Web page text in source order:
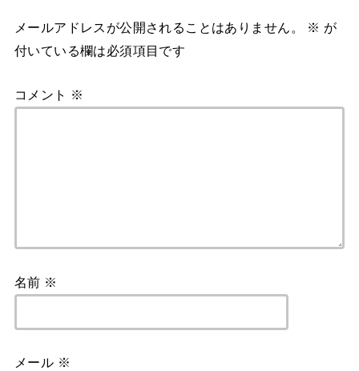
メールアドレスが公開されることはありません。 ※ が
付いている欄は必須項目です
コメント ※
名前 ※
メール ※